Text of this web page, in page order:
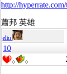
http://
蕭邦 英雄
eliu
10
0 0